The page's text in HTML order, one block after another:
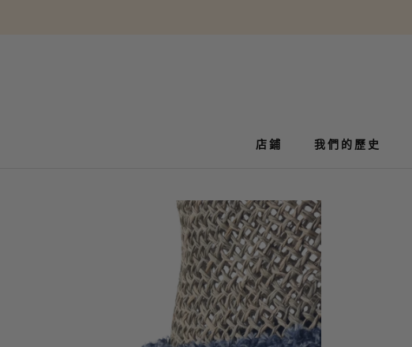
店鋪 我們的歷史
我們的歷史